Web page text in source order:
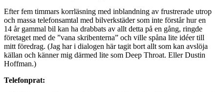
Efter fem timmars korrläsning med inblandning av frustrerade utrop
och massa telefonsamtal med bilverkstäder som inte förstår hur en
14 år gammal bil kan ha drabbats av allt detta på en gång, ringde
företaget med de ”vana skribenterna” och ville spåna lite idéer till
mitt föredrag. (Jag har i dialogen här tagit bort allt som kan avslöja
källan och känner mig därmed lite som Deep Throat. Eller Dustin
Hoffman.)
Telefonprat: